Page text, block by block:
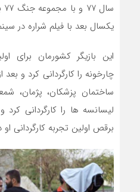
یکسال بعد با فیلم شراره در
چارخونه را کارگردانی کرد و
ساختمان پزشکان، پژمان،
لیسانسه ها را کارگردانی
برقص اولین تجربه کارگردانی